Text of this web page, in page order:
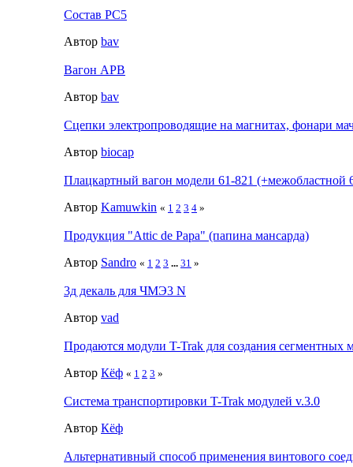
Состав РС5
Автор bav
Вагон АРВ
Автор bav
Сцепки электропроводящие на магнитах, фонари
Автор biocap
Плацкартный вагон модели 61-821 (+межобластной
Автор Kamuwkin « 1 2 3 4 »
Продукция "Attic de Papa" (папина мансарда)
Автор Sandro « 1 2 3 ... 31 »
3д декаль для ЧМЭ3 N
Автор vad
Продаются модули T-Trak для создания сегментных
Автор Кёф « 1 2 3 »
Система транспортировки T-Trak модулей v.3.0
Автор Кёф
Альтернативный способ применения винтового